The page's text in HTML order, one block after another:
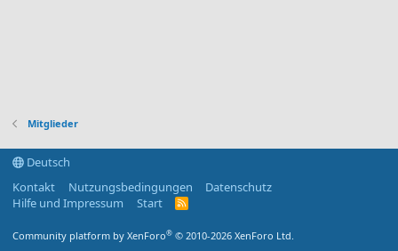
Mitglieder
Deutsch
Kontakt
Nutzungsbedingungen
Datenschutz
Hilfe und Impressum
Start
R
Community platform by XenForo® © 2010-2026 XenForo Ltd.